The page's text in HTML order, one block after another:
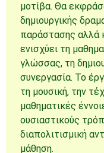
μοτίβα. Θα
δημιουργικής
παράστασης αλλά
ενισχύει τη
γλώσσας, τη
συνεργασία. Το
τη μουσική, την
μαθηματικές
ουσιαστικούς
διαπολιτισμική
μάθηση.